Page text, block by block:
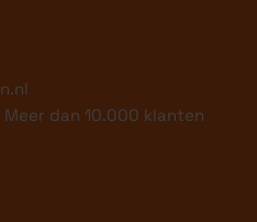
dan 10.000 klanten